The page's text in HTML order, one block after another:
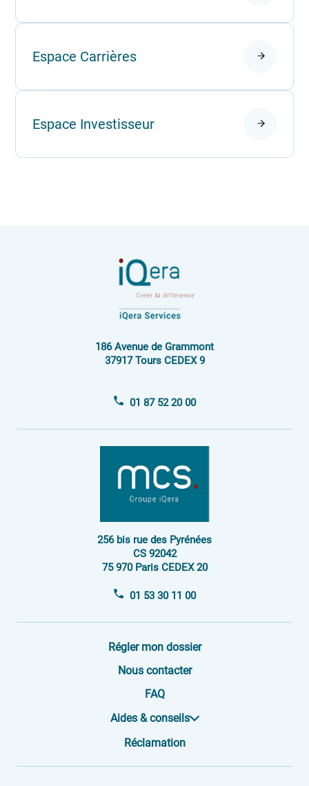
Espace Carrières
Espace Investisseur
186 Avenue de Grammont
37917 Tours CEDEX 9
01 87 52 20 00
256 bis rue des Pyrénées
CS 92042
75 970 Paris CEDEX 20
01 53 30 11 00
Régler mon dossier
Nous contacter
FAQ
Aides & conseils
Réclamation